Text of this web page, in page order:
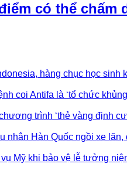
có thể
hàng chục học sinh
coi Antifa là ‘tổ chức
trình ‘thẻ vàng định
nhân Hàn Quốc ngồi xe lăn,
Mỹ khi bảo vệ lễ tưởng